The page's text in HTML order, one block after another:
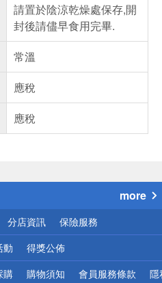
請置於陰涼乾燥處保存,開
封後請儘早食用完畢.
常溫
應稅
應稅
心！
more
分店資訊 保險服務
動 得獎公佈
購 購物須知 會員服務條款 隱